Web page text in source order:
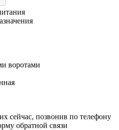
воротами
сейчас, позвонив по телефону
обратной связи